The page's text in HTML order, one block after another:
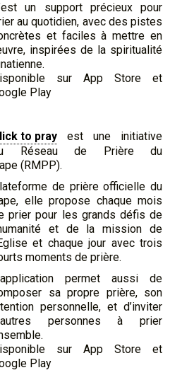
un support précieux pour
au quotidien, avec des pistes
et faciles à mettre en
inspirées de la spiritualité
sur App Store et
Play
to pray est une initiative
Réseau de Prière du
(RMPP).
de prière officielle du
elle propose chaque mois
prier pour les grands défis de
et de la mission de
et chaque jour avec trois
moments de prière.
permet aussi de
sa propre prière, son
personnelle, et d’inviter
personnes à prier
sur App Store et
Play